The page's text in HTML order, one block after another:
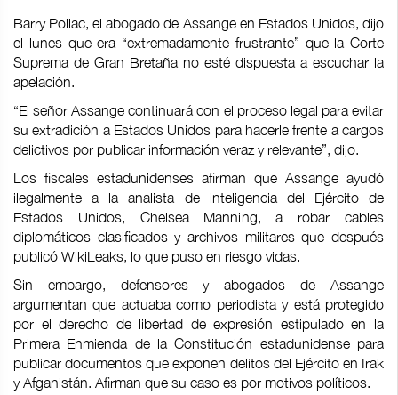
Barry Pollac, el abogado de Assange en Estados Unidos, dijo
el lunes que era “extremadamente frustrante” que la Corte
Suprema de Gran Bretaña no esté dispuesta a escuchar la
apelación.
“El señor Assange continuará con el proceso legal para evitar
su extradición a Estados Unidos para hacerle frente a cargos
delictivos por publicar información veraz y relevante”, dijo.
Los fiscales estadunidenses afirman que Assange ayudó
ilegalmente a la analista de inteligencia del Ejército de
Estados Unidos, Chelsea Manning, a robar cables
diplomáticos clasificados y archivos militares que después
publicó WikiLeaks, lo que puso en riesgo vidas.
Sin embargo, defensores y abogados de Assange
argumentan que actuaba como periodista y está protegido
por el derecho de libertad de expresión estipulado en la
Primera Enmienda de la Constitución estadunidense para
publicar documentos que exponen delitos del Ejército en Irak
y Afganistán. Afirman que su caso es por motivos políticos.